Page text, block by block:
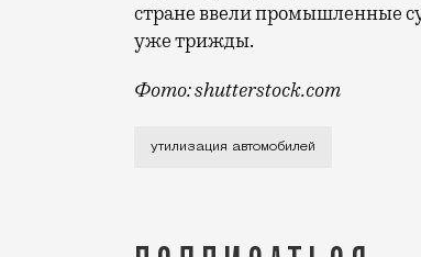
стране ввели промышленные
уже трижды.
Фото: shutterstock.com
Уже в первом квартале
утилизация автомобилей